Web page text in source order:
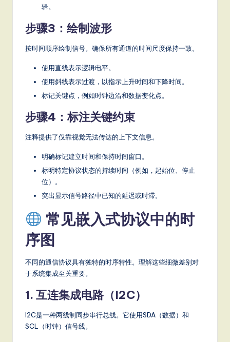
辑。
步骤3：绘制波形
按时间顺序绘制信号。确保所有通道的时间尺度保持一致。
使用直线表示逻辑电平。
使用斜线表示过渡，以指示上升时间和下降时间。
标记关键点，例如时钟边沿和数据变化点。
步骤4：标注关键约束
注释提供了仅靠视觉无法传达的上下文信息。
明确标记建立时间和保持时间窗口。
标明特定协议状态的持续时间（例如，起始位、停止
位）。
突出显示信号路径中已知的延迟或时滞。
常见嵌入式协议中的时
序图
不同的通信协议具有独特的时序特性。理解这些细微差别对
于系统集成至关重要。
1. 互连集成电路（I2C）
I2C是一种两线制同步串行总线。它使用SDA（数据）和
SCL（时钟）信号线。